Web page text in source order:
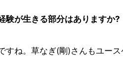
が生きる部分はありますか?
すね。草なぎ(剛)さんもユー